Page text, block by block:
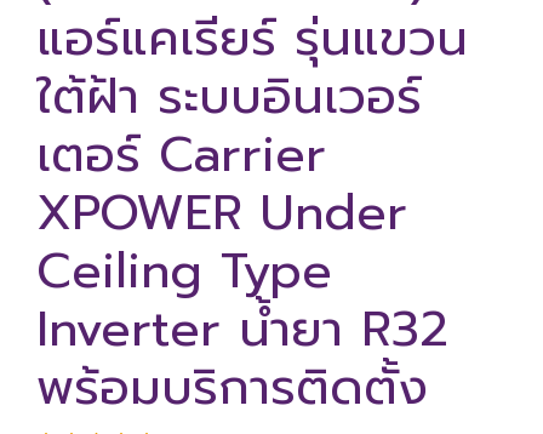
แอร์แคเรียร์ รุ่นแขวน
ใต้ฝ้า ระบบอินเวอร์
เตอร์ Carrier
XPOWER Under
Ceiling Type
Inverter น้ำยา R32
พร้อมบริการติดตั้ง